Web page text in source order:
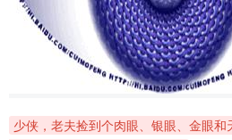
少侠，老夫捡到个肉眼、银眼、金眼